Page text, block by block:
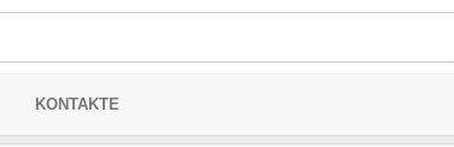
KONTAKTE